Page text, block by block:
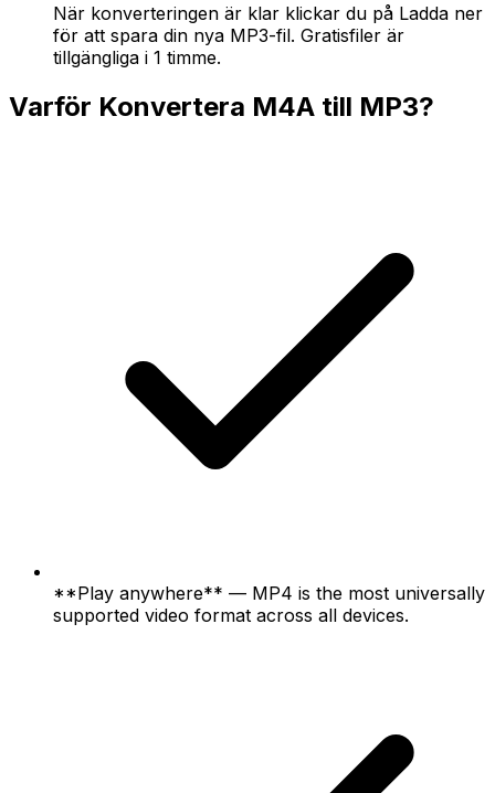
När konverteringen är klar klickar du på Ladda ner
för att spara din nya MP3-fil. Gratisfiler är
tillgängliga i 1 timme.
Varför Konvertera M4A till MP3?
**Play anywhere** — MP4 is the most universally
supported video format across all devices.